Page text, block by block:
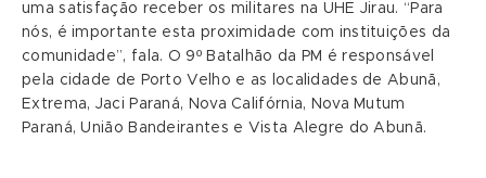
uma satisfação receber os militares na UHE Jirau. “Para
nós, é importante esta proximidade com instituições da
comunidade”, fala. O 9º Batalhão da PM é responsável
pela cidade de Porto Velho e as localidades de Abunã,
Extrema, Jaci Paraná, Nova Califórnia, Nova Mutum
Paraná, União Bandeirantes e Vista Alegre do Abunã.